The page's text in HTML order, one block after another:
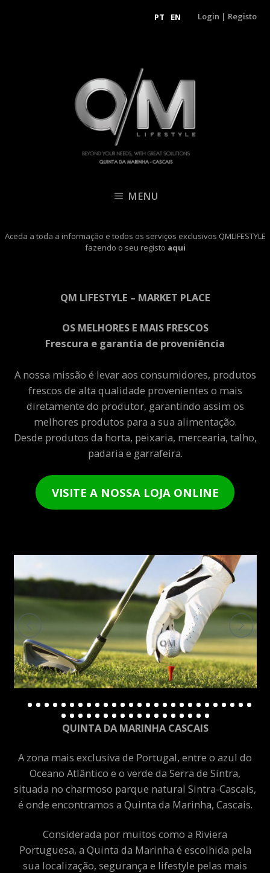
PT EN Login | Registo
MENU
Aceda a toda a informação e todos os serviços exclusivos QMLIFESTYLE
fazendo o seu registo aqui
QM LIFESTYLE – MARKET PLACE
OS MELHORES E MAIS FRESCOS
Frescura e garantia de proveniência
A nossa missão é levar aos consumidores, produtos
frescos de alta qualidade provenientes o mais
diretamente do produtor, garantindo assim os
melhores produtos para a sua alimentação.
Desde produtos da horta, peixaria, mercearia, talho,
padaria e garrafeira.
VISITE A NOSSA LOJA ONLINE
QUINTA DA MARINHA CASCAIS
A zona mais exclusiva de Portugal, entre o azul do
Oceano Atlântico e o verde da Serra de Sintra,
situada no charmoso parque natural Sintra-Cascais,
é onde encontramos a Quinta da Marinha, Cascais.
Considerada por muitos como a Riviera
Portuguesa, a Quinta da Marinha é escolhida pela
sua localização, segurança e lifestyle pelas mais